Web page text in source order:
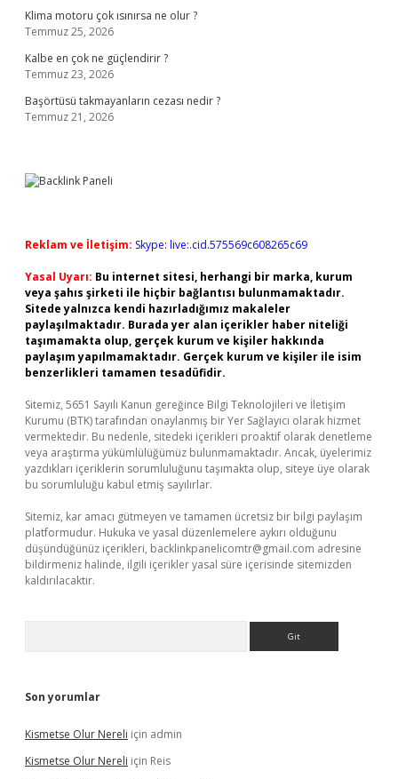
Klima motoru çok ısınırsa ne olur ?
Temmuz 25, 2026
Kalbe en çok ne güçlendirir ?
Temmuz 23, 2026
Başörtüsü takmayanların cezası nedir ?
Temmuz 21, 2026
Reklam ve İletişim: Skype: live:.cid.575569c608265c69
Yasal Uyarı: Bu internet sitesi, herhangi bir marka, kurum
veya şahıs şirketi ile hiçbir bağlantısı bulunmamaktadır.
Sitede yalnızca kendi hazırladığımız makaleler
paylaşılmaktadır. Burada yer alan içerikler haber niteliği
taşımamakta olup, gerçek kurum ve kişiler hakkında
paylaşım yapılmamaktadır. Gerçek kurum ve kişiler ile isim
benzerlikleri tamamen tesadüfidir.
Sitemiz, 5651 Sayılı Kanun gereğince Bilgi Teknolojileri ve İletişim
Kurumu (BTK) tarafından onaylanmış bir Yer Sağlayıcı olarak hizmet
vermektedir. Bu nedenle, sitedeki içerikleri proaktif olarak denetleme
veya araştırma yükümlülüğümüz bulunmamaktadır. Ancak, üyelerimiz
yazdıkları içeriklerin sorumluluğunu taşımakta olup, siteye üye olarak
bu sorumluluğu kabul etmiş sayılırlar.
Sitemiz, kar amacı gütmeyen ve tamamen ücretsiz bir bilgi paylaşım
platformudur. Hukuka ve yasal düzenlemelere aykırı olduğunu
düşündüğünüz içerikleri, backlinkpanelicomtr@gmail.com adresine
bildirmeniz halinde, ilgili içerikler yasal süre içerisinde sitemizden
kaldırılacaktır.
Son yorumlar
Kismetse Olur Nereli için admin
Kismetse Olur Nereli için Reis